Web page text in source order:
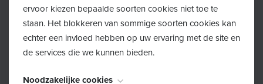
universitair onderwijs.
Universitair onderwijs
ervoor kiezen bepaalde soorten cookies niet toe te
staan. Het blokkeren van sommige soorten cookies kan
echter een invloed hebben op uw ervaring met de site en
de services die we kunnen bieden.
Noodzakelijke cookies